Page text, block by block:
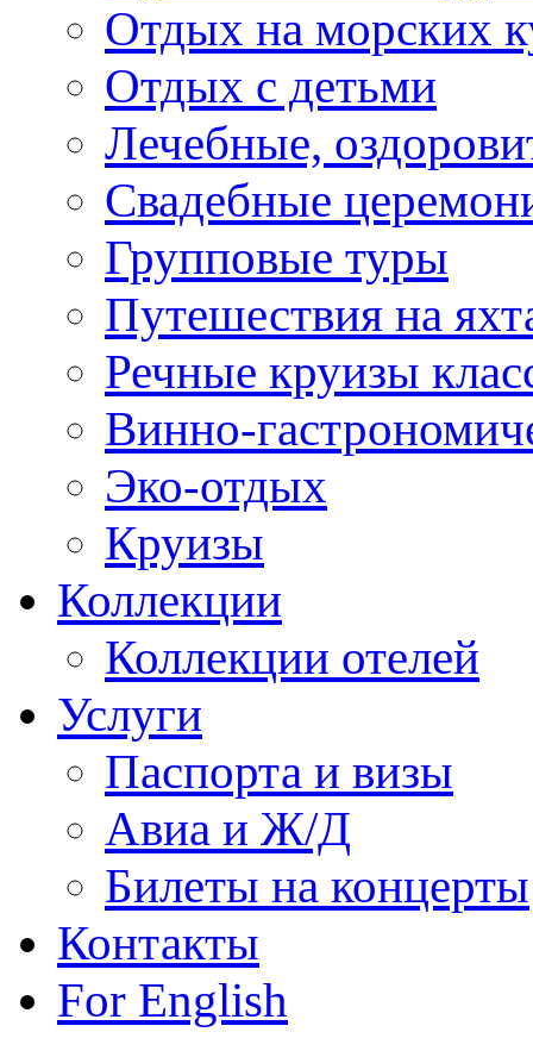
Отдых на морских
Отдых с детьми
Лечебные,
Свадебные
Групповые туры
Путешествия на
Речные круизы
Винно-
Эко-отдых
Круизы
Коллекции
Коллекции отелей
Услуги
Паспорта и визы
Авиа и Ж/Д
Билеты на концерты
Контакты
For English